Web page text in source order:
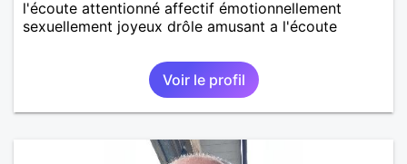
l'écoute attentionné affectif émotionnellement
sexuellement joyeux drôle amusant a l'écoute
Voir le profil